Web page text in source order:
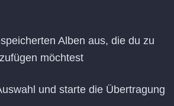
Alben aus, die du zu
möchtest
und starte die Übertragung